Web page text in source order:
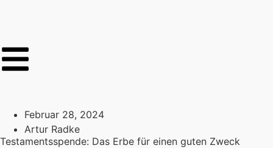
Februar 28, 2024
Artur Radke
Testamentsspende: Das Erbe für einen guten Zweck